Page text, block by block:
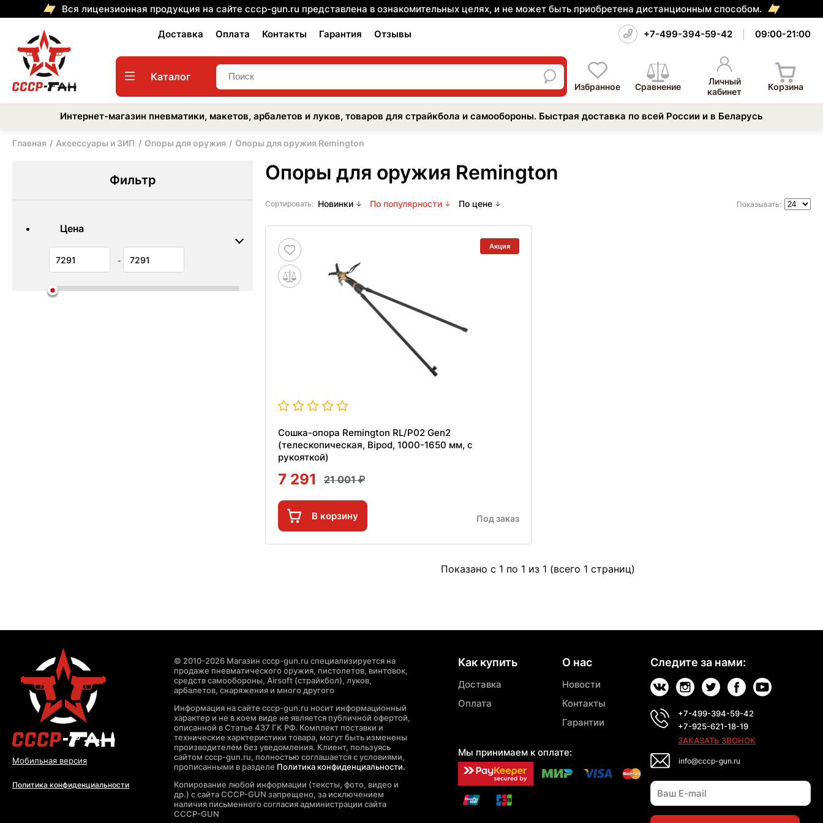
Вся лицензионная продукция на сайте cccp-gun.ru представлена в ознакомительных целях, и не может быть приобретена дистанционным способом.
Доставка Оплата Контакты Гарантия Отзывы +7-499-394-59-42 09:00-21:00
Каталог
Избранное Сравнение
Личный
кабинет
Корзина
Интернет-магазин пневматики, макетов, арбалетов и луков, товаров для страйкбола и самообороны. Быстрая доставка по всей России и в Беларусь
Главная Аксессуары и ЗИП Опоры для оружия Опоры для оружия Remington
Фильтр
Цена
-
Опоры для оружия Remington
Сортировать: Новинки По популярности По цене Показывать:
Акция
Сошка-опора Remington RL/P02 Gen2
(телескопическая, Bipod, 1000-1650 мм, с
рукояткой)
7 291 21 001
В корзину Под заказ
Показано с 1 по 1 из 1 (всего 1 страниц)
Мобильная версия
Политика конфиденциальности
© 2010-2026 Магазин cccp-gun.ru специализируется на
продаже пневматического оружия, пистолетов, винтовок,
средств самообороны, Airsoft (страйкбол), луков,
арбалетов, снаряжения и много другого
Информация на сайте cccp-gun.ru носит информационный
характер и не в коем виде не является публичной офертой,
описанной в Статье 437 ГК РФ. Комплект поставки и
технические харктеристики товара, могут быть изменены
производителем без уведомления. Клиент, пользуясь
сайтом cccp-gun.ru, полностью соглашается с условиями,
прописанными в разделе Политика конфиденциальности.
Копирование любой информации (тексты, фото, видео и
др.) с сайта CCCP-GUN запрещено, за исключением
наличия письменного согласия администрации сайта
CCCP-GUN
Как купить
Доставка
Оплата
Мы принимаем к оплате:
О нас
Новости
Контакты
Гарантии
Следите за нами:
+7-499-394-59-42
+7-925-621-18-19
ЗАКАЗАТЬ ЗВОНОК
info@cccp-gun.ru